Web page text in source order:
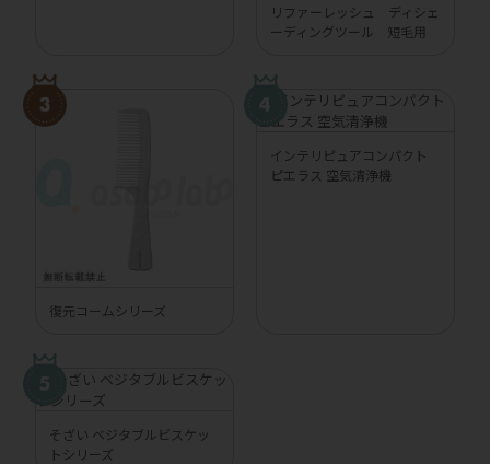
リファーレッシュ ディシェ
ーディングツール 短毛用
復元コームシリーズ
インテリピュアコンパクト
ピエラス 空気清浄機
そざい ベジタブルビスケッ
トシリーズ